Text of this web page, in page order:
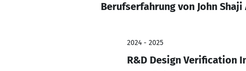
Berufserfahrung von John
2024 - 2025
R&D Design Verification